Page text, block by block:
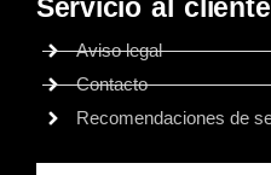
Servicio al cliente
Aviso legal
Contacto
Recomendaciones de